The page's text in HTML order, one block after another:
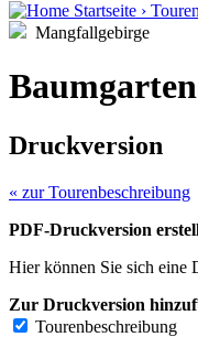
Startseite › Touren
Mangfallgebirge
Druckversion
« zur Tourenbeschreibung
PDF-Druckversion
Hier können Sie sich eine
Zur Druckversion
Tourenbeschreibung